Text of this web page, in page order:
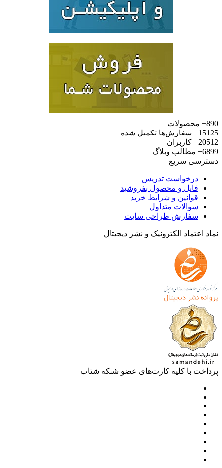
محصولات
سفارش‌ها تکمیل شده
کاربران
مطالب وبلاگ
سریع
درخواست تدریس
فایل و محصول بفروشید
قوانین و شرایط خرید
سوالات متداول
سفارش طراحی سایت
اعتماد الکترونیک و نشر دیجیتال
با کلیه کارت‌های عضو شبکه شتاب